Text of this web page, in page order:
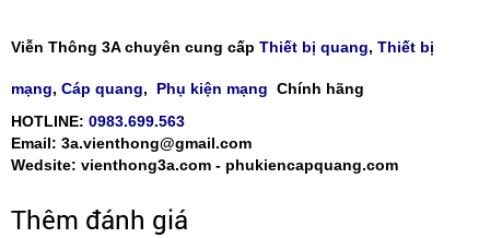
Viễn Thông 3A chuyên cung cấp Thiết bị quang, Thiết bị
mạng, Cáp quang, Phụ kiện mạng Chính hãng
HOTLINE: 0983.699.563
Email: 3a.vienthong@gmail.com
Wedsite: vienthong3a.com - phukiencapquang.com
Thêm đánh giá